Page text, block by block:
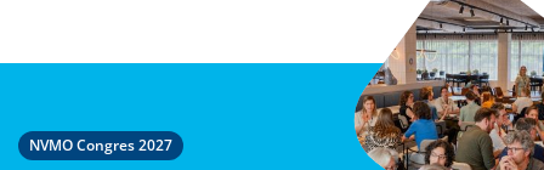
NVMO Congres 2027